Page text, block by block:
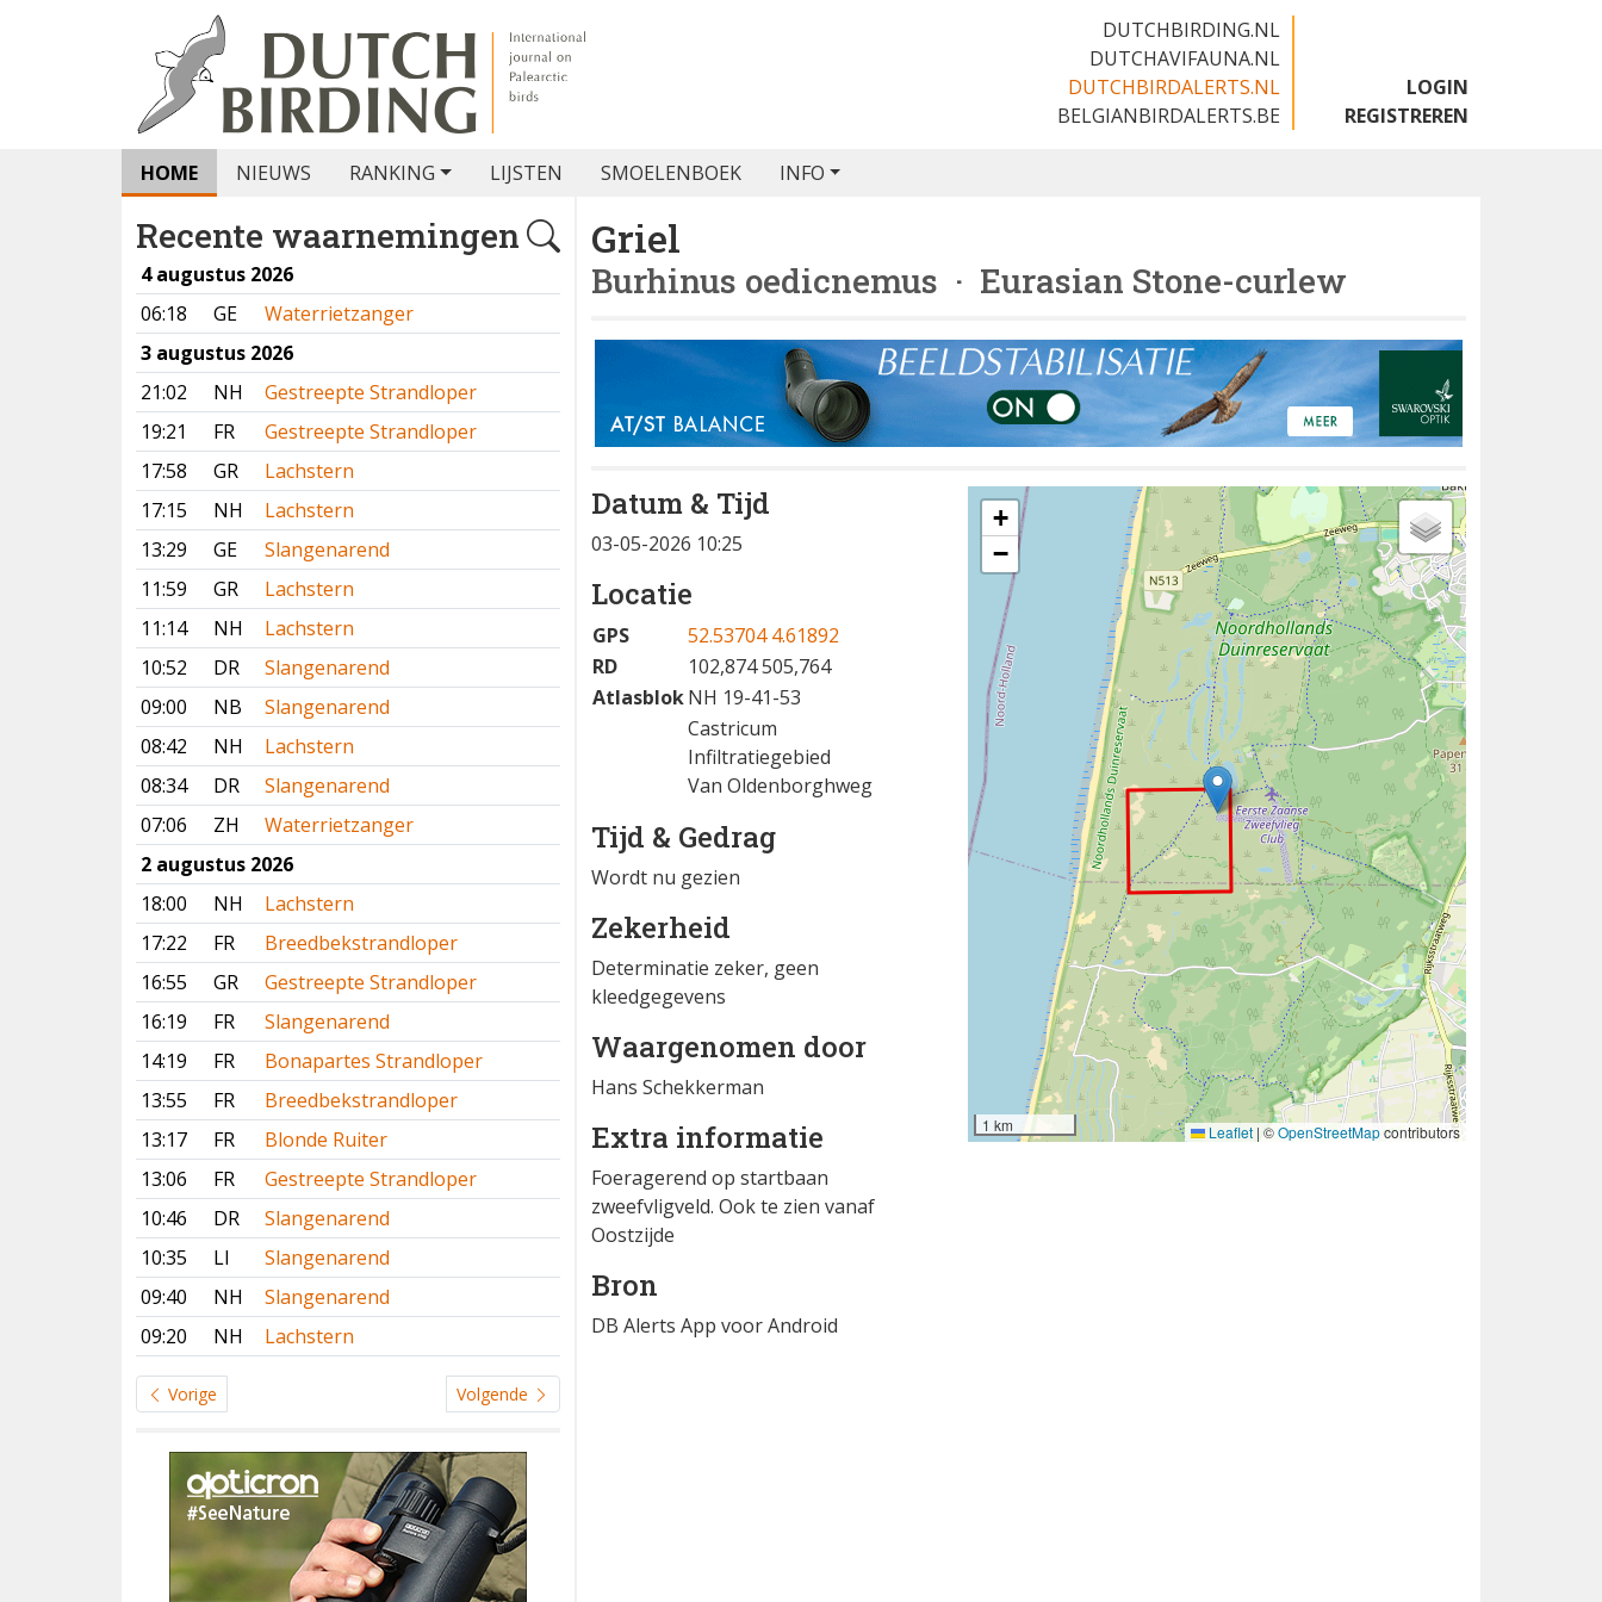
DUTCHBIRDING.NL
DUTCHAVIFAUNA.NL
DUTCHBIRDALERTS.NL
BELGIANBIRDALERTS.BE
LOGIN
REGISTREREN
HOME NIEUWS RANKING LIJSTEN SMOELENBOEK INFO
Recente waarnemingen
4 augustus 2026
06:18
GE
Waterrietzanger
3 augustus 2026
21:02
NH
Gestreepte Strandloper
19:21
FR
Gestreepte Strandloper
17:58
GR
Lachstern
17:15
NH
Lachstern
13:29
GE
Slangenarend
11:59
GR
Lachstern
11:14
NH
Lachstern
10:52
DR
Slangenarend
09:00
NB
Slangenarend
08:42
NH
Lachstern
08:34
DR
Slangenarend
07:06
ZH
Waterrietzanger
2 augustus 2026
18:00
NH
Lachstern
17:22
FR
Breedbekstrandloper
16:55
GR
Gestreepte Strandloper
16:19
FR
Slangenarend
14:19
FR
Bonapartes Strandloper
13:55
FR
Breedbekstrandloper
13:17
FR
Blonde Ruiter
13:06
FR
Gestreepte Strandloper
10:46
DR
Slangenarend
10:35
LI
Slangenarend
09:40
NH
Slangenarend
09:20
NH Lachstern
Vorige Volgende
Griel
Burhinus oedicnemus · Eurasian Stone-curlew
Datum & Tijd
03-05-2026 10:25
Locatie
GPS
52.53704 4.61892
RD
102,874 505,764
AtlasblokNH 19-41-53
Castricum
Infiltratiegebied
Van Oldenborghweg
Tijd & Gedrag
Wordt nu gezien
Zekerheid
Determinatie zeker, geen
kleedgegevens
Waargenomen door
Hans Schekkerman
Extra informatie
Foeragerend op startbaan
zweefvligveld. Ook te zien vanaf
Oostzijde
Bron
DB Alerts App voor Android
+
−
1 km Leaflet | ©OpenStreetMapcontributors